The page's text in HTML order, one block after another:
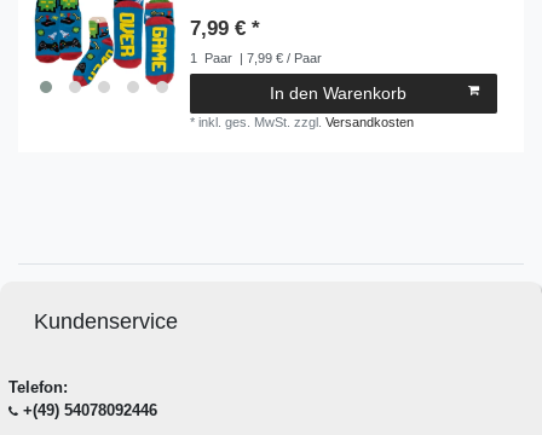
7,99 € *
1 Paar | 7,99 € / Paar
In den Warenkorb
*inkl. ges. MwSt. zzgl.Versandkosten
Kundenservice
Telefon:
+(49) 54078092446